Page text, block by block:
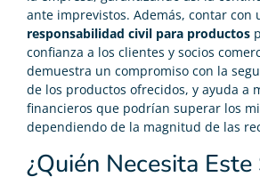
ante imprevistos. Además, contar con
responsabilidad civil para productos
confianza a los clientes y socios
demuestra un compromiso con la
de los productos ofrecidos, y ayuda a
financieros que podrían superar los
dependiendo de la magnitud de las
¿Quién Necesita Este